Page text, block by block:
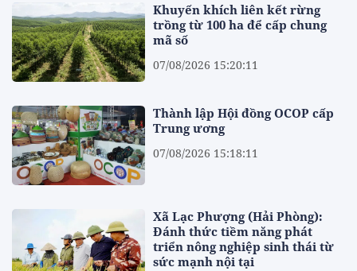
Khuyến khích liên kết rừng
trồng từ 100 ha để cấp chung
mã số
07/08/2026 15:20:11
Thành lập Hội đồng OCOP cấp
Trung ương
07/08/2026 15:18:11
Xã Lạc Phượng (Hải Phòng):
Đánh thức tiềm năng phát
triển nông nghiệp sinh thái từ
sức mạnh nội tại